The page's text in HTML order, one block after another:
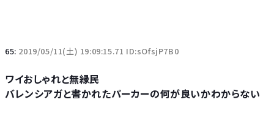
65: 2019/05/11(土) 19:09:15.71 ID:sOfsjP7B0
ワイおしゃれと無縁民
バレンシアガと書かれたパーカーの何が良いかわからない